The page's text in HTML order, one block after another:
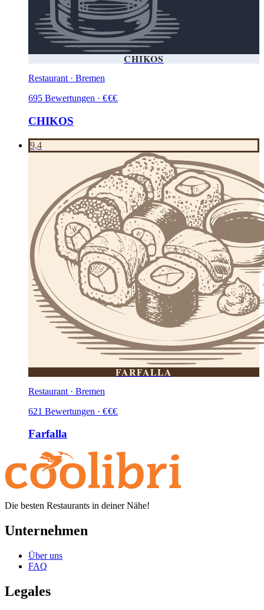
CHIKOS
Restaurant · Bremen
695 Bewertungen · €€€
CHIKOS
9,4
FARFALLA
Restaurant · Bremen
621 Bewertungen · €€€
Farfalla
Die besten Restaurants in deiner Nähe!
Unternehmen
Über uns
FAQ
Legales